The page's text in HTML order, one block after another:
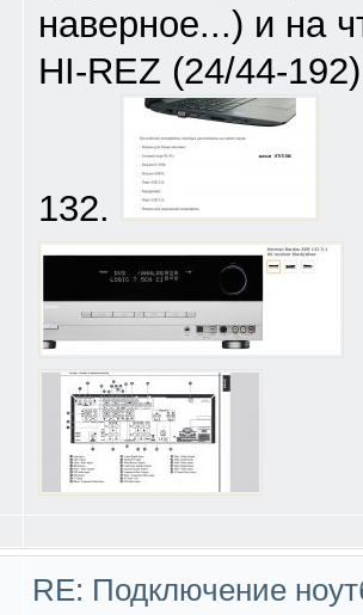
наверное...) и на
HI-REZ (24/44-
132.
RE: Подключение